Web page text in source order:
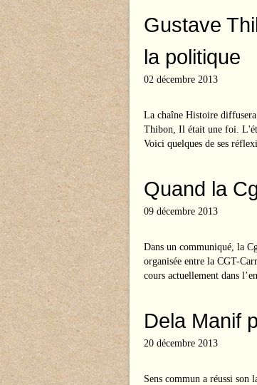
Gustave
la politique
02 décembre 2013
La chaîne Histoire
Thibon, Il était une foi.
Voici quelques de ses
Quand la
09 décembre 2013
Dans un communiqué, la
organisée entre la CGT-
cours actuellement dans
Dela Manif
20 décembre 2013
Sens commun a réussi